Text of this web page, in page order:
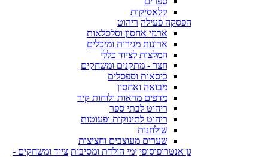
קלאסיקות
הפסקה פעילה ריהוט
ארגזי אחסון וסלסלאות
ארונות מגירות ומיכלים
המלצות לציוד כללי
חצר - מתקנים ומשחקים
כיסאות וספסלים
מבואה ואחסון
מדפים מראות ולוחות קיר
ריהוט לבתי ספר
ריהוט לתינוקות ופעוטות
שולחנות
שערים מעוצבים וחציצות
גן אנטרופוסופי ימי הולדת ומסיבות ציוד ומשחקים -